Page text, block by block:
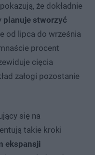
że dokładnie
planuje stworzyć
od lipca do września
procent
cięcia
załogi pozostanie
się na
takie kroki
ekspansji